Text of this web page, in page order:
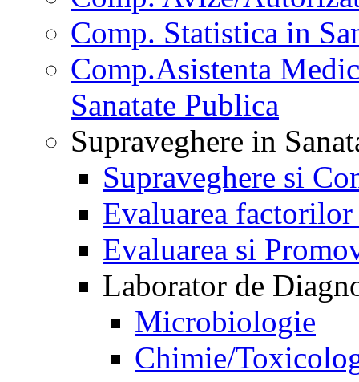
Comp. Statistica in
Comp.Asistenta
Sanatate Publica
Supraveghere in
Supraveghere si
Evaluarea
Evaluarea si
Laborator de
Microbiologie
Chimie/